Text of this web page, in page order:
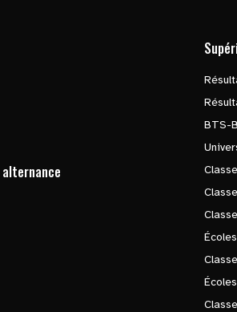
BTS-